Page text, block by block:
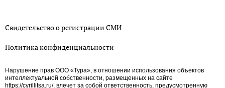
Свидетельство о регистрации СМИ
Политика конфиденциальности
Нарушение прав ООО «Тура», в отношении использования объектов
интеллектуальной собственности, размещенных на сайте
https://cyrillitsa.ru/, влечет за собой ответственность, предусмотренную